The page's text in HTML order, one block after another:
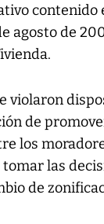
contenido
agosto de
violaron
de
los
tomar las
de